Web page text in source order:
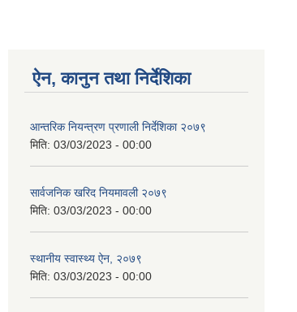
ऐन, कानुन तथा निर्देशिका
आन्तरिक नियन्त्रण प्रणाली निर्देशिका २०७९
मिति: 03/03/2023 - 00:00
सार्वजनिक खरिद नियमावली २०७९
मिति: 03/03/2023 - 00:00
स्थानीय स्वास्थ्य ऐन, २०७९
मिति: 03/03/2023 - 00:00